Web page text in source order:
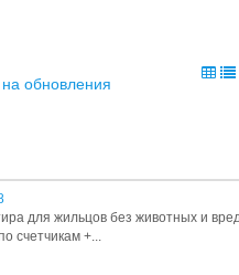
обновления
для жильцов без животных и
счетчикам +...